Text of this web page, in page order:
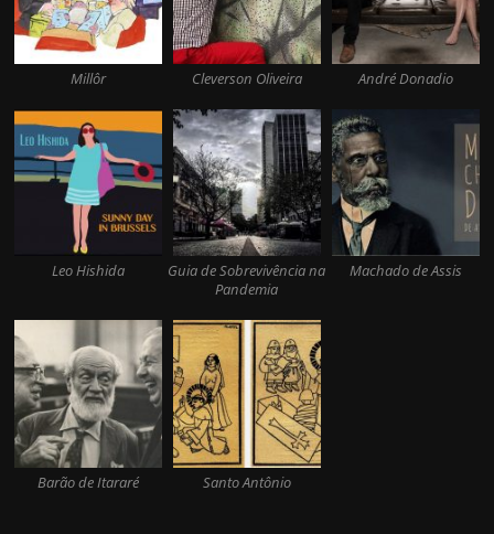
Millôr Cleverson Oliveira André Donadio
Leo Hishida
Guia de Sobrevivência na
Pandemia
Machado de Assis
Barão de Itararé Santo Antônio